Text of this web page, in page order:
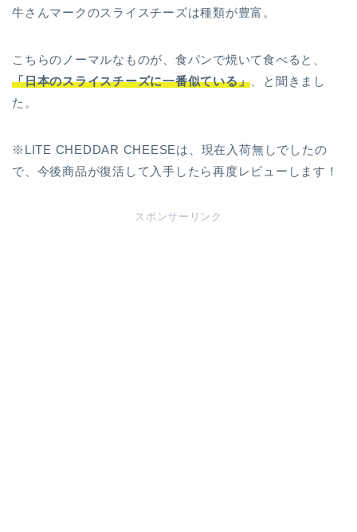
牛さんマークのスライスチーズは種類が豊富。
こちらのノーマルなものが、食パンで焼いて食べると、
「日本のスライスチーズに一番似ている」 、と聞きまし
た。
※LITE CHEDDAR CHEESEは、現在入荷無しでしたの
で、今後商品が復活して入手したら再度レビューします！
スポンサーリンク